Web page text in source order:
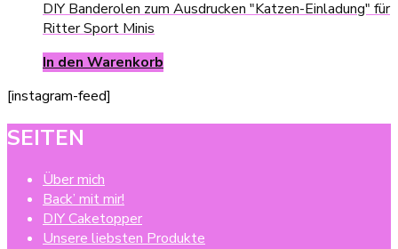
DIY Banderolen zum Ausdrucken "Katzen-Einladung" für
Ritter Sport Minis
In den Warenkorb
[instagram-feed]
SEITEN
Über mich
Back’ mit mir!
DIY Caketopper
Unsere liebsten Produkte